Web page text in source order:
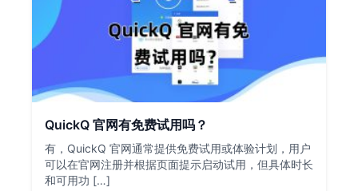
QuickQ 官网有免费试用吗？
有，QuickQ 官网通常提供免费试用或体验计划，用户
可以在官网注册并根据页面提示启动试用，但具体时长
和可用功 […]